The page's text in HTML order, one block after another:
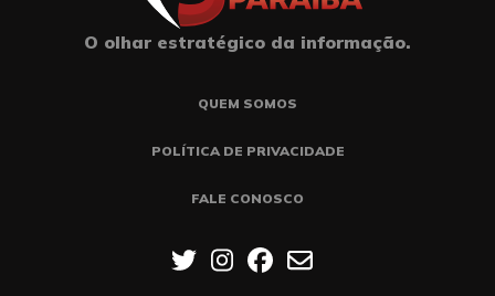
O olhar estratégico da informação.
QUEM SOMOS
POLÍTICA DE PRIVACIDADE
FALE CONOSCO